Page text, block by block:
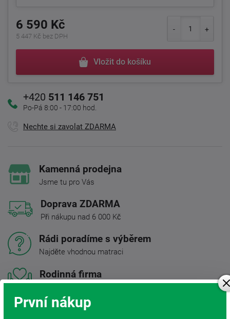
6 590 Kč
5 447 Kč bez DPH
Vložit do košíku
+420 511 146 751
Po-Pá 8:00 - 17:00 hod.
Nechte si zavolat ZDARMA
Kamenná prodejna
Jsme tu pro Vás
Doprava ZDARMA
Při nákupu nad 6 000 Kč
Rádi poradíme s výběrem
Najděte vhodnou matraci
Rodinná firma
První nákup